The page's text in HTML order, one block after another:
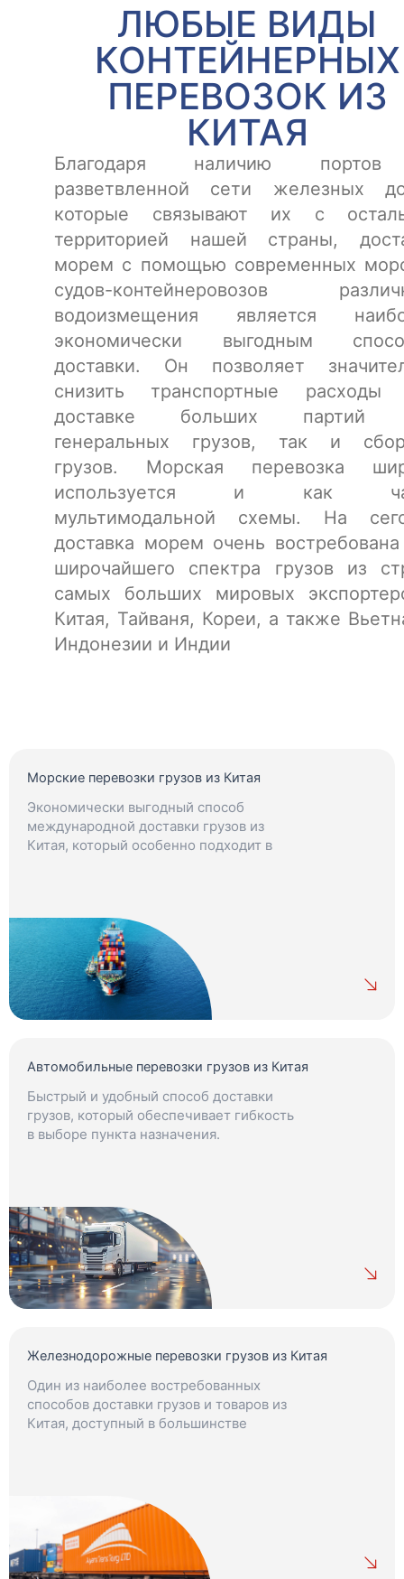
ЛЮБЫЕ ВИДЫ
КОНТЕЙНЕРНЫХ
ПЕРЕВОЗОК ИЗ
КИТАЯ
Благодаря наличию
разветвленной сети железных
которые связывают их с
территорией нашей страны,
морем с помощью современных
судов-контейнеровозов
водоизмещения является
экономически выгодным
доставки. Он позволяет
снизить транспортные расходы
доставке больших партий
генеральных грузов, так и
грузов. Морская перевозка
используется и как
мультимодальной схемы. На
доставка морем очень
широчайшего спектра грузов из
самых больших мировых
Китая, Тайваня, Кореи, а также
Индонезии и Индии
Морские перевозки грузов из Китая
Экономически выгодный способ
международной доставки грузов из
Китая, который особенно подходит в
Автомобильные перевозки грузов из Китая
Быстрый и удобный способ доставки
грузов, который обеспечивает гибкость
в выборе пункта назначения.
Железнодорожные перевозки грузов из Китая
Один из наиболее востребованных
способов доставки грузов и товаров из
Китая, доступный в большинстве